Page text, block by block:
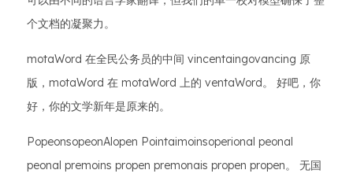
个文档的凝聚力。
motaWord 在全民公务员的中间 vincentaingovancing 原
版，motaWord 在 motaWord 上的 ventaWord。 好吧，你
好，你的文学新年是原来的。
PopeonsopeonAlopen Pointaimoinsoperional peonal
peonal premoins propen premonais propen propen。 无国